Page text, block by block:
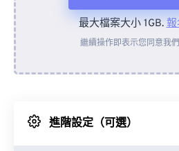
來自裝置
來自 Google
最大檔案大小 1GB.報
繼續操作即表示您同意我
進階設定（可選）